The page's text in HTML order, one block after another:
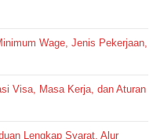
Wage, Jenis Pekerjaan,
Visa, Masa Kerja, dan Aturan
Lengkap Syarat, Alur